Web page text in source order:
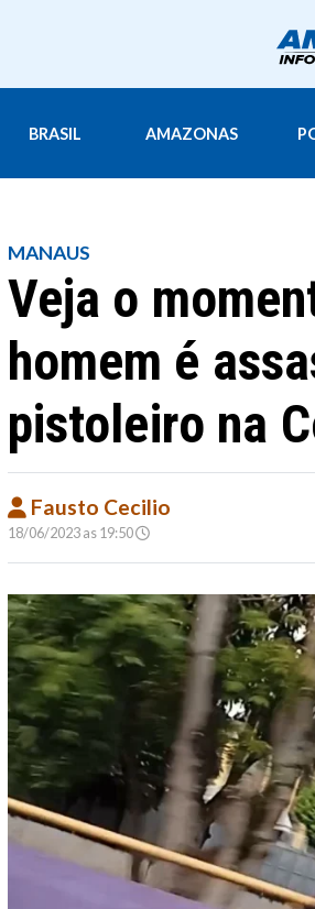
BRASIL AMAZONAS
MANAUS
Veja o
homem é
pistoleiro na
Fausto Cecilio
18/06/2023 as 19:50